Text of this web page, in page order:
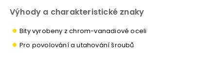
Výhody a charakteristické znaky
Bity vyrobeny z chrom-vanadiové oceli
Pro povolování a utahování šroubů